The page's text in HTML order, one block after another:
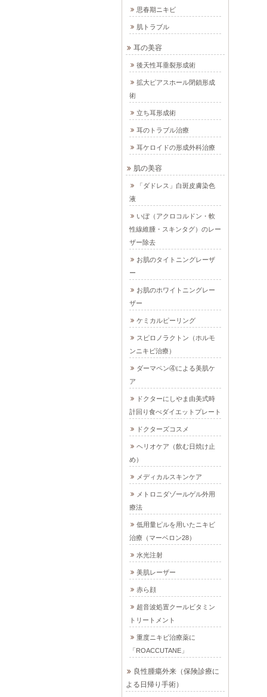
思春期ニキビ
肌トラブル
耳の美容
後天性耳垂裂形成術
拡大ピアスホール閉鎖形成
術
立ち耳形成術
耳のトラブル治療
耳ケロイドの形成外科治療
肌の美容
「ダドレス」白斑皮膚染色
液
いぼ（アクロコルドン・軟
性線維腫・スキンタグ）のレー
ザー除去
お肌のタイトニングレーザ
ー
お肌のホワイトニングレー
ザー
ケミカルピーリング
スピロノラクトン（ホルモ
ンニキビ治療）
ダーマペン④による美肌ケ
ア
ドクターにしやま由美式時
計回り食べダイエットプレート
ドクターズコスメ
ヘリオケア（飲む日焼け止
め）
メディカルスキンケア
メトロニダゾールゲル外用
療法
低用量ピルを用いたニキビ
治療（マーベロン28）
水光注射
美肌レーザー
赤ら顔
超音波処置クールビタミン
トリートメント
重度ニキビ治療薬に
「ROACCUTANE」
良性腫瘍外来（保険診療に
よる日帰り手術）